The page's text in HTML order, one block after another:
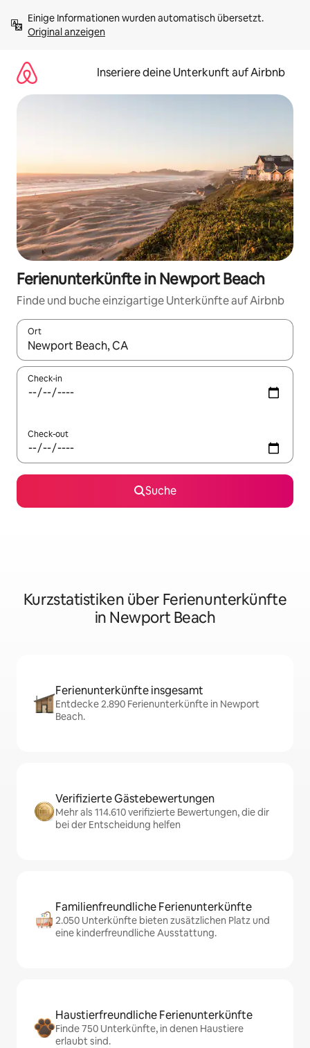
Inhalten
springenOriginal anzeigen
Inseriere deine Unterkunft auf Airbnb
Ferienunterkünfte in Newport Beach
Finde und buche einzigartige Unterkünfte auf Airbnb
Ort
Wenn Ergebnisse verfügbar sind, navigiere mit den
Check-in
Check-out
Suche
Kurzstatistiken über Ferienunterkünfte
in Newport Beach
Ferienunterkünfte insgesamt
Entdecke 2.890 Ferienunterkünfte in Newport
Beach.
Verifizierte Gästebewertungen
Mehr als 114.610 verifizierte Bewertungen, die dir
bei der Entscheidung helfen
Familienfreundliche Ferienunterkünfte
2.050 Unterkünfte bieten zusätzlichen Platz und
eine kinderfreundliche Ausstattung.
Haustierfreundliche Ferienunterkünfte
Finde 750 Unterkünfte, in denen Haustiere
erlaubt sind.